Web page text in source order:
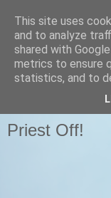
Pastafariani di tutto
Priest Off!
This site uses
and to analyze
shared with
metrics to ensure
statistics, and to